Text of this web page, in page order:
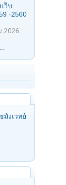
ว็บ
-2560
2026
มังเวทย์